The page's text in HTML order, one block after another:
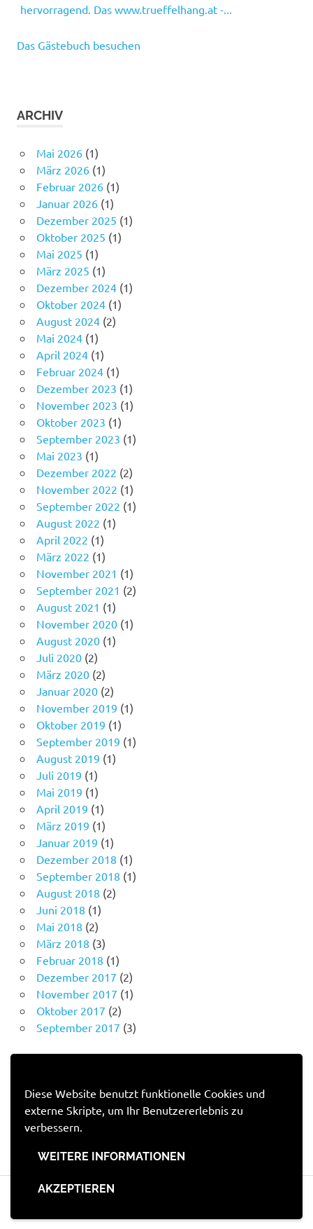
Diese Website benutzt funktionelle Cookies und
externe Skripte, um Ihr Benutzererlebnis zu
verbessern.
WEITERE INFORMATIONEN
AKZEPTIEREN
hervorragend. Das www.trueffelhang.at -...
Das Gästebuch besuchen
ARCHIV
Mai 2026(1)
März 2026(1)
Februar 2026(1)
Januar 2026(1)
Dezember 2025 (1)
Oktober 2025 (1)
Mai 2025 (1)
März 2025 (1)
Dezember 2024(1)
Oktober 2024(1)
August 2024(2)
Mai 2024(1)
April 2024(1)
Februar 2024(1)
Dezember 2023 (1)
November 2023 (1)
Oktober 2023 (1)
September 2023 (1)
Mai 2023 (1)
Dezember 2022 (2)
November 2022 (1)
September 2022 (1)
August 2022 (1)
April 2022 (1)
März 2022 (1)
November 2021 (1)
September 2021 (2)
August 2021 (1)
November 2020(1)
August 2020(1)
Juli 2020(2)
März 2020(2)
Januar 2020(2)
November 2019 (1)
Oktober 2019 (1)
September 2019 (1)
August 2019 (1)
Juli 2019 (1)
Mai 2019 (1)
April 2019 (1)
März 2019 (1)
Januar 2019 (1)
Dezember 2018 (1)
September 2018 (1)
August 2018 (2)
Juni 2018 (1)
Mai 2018 (2)
März 2018 (3)
Februar 2018 (1)
Dezember 2017 (2)
November 2017 (1)
Oktober 2017 (2)
September 2017 (3)
Impressum
Datenschutzerklärung